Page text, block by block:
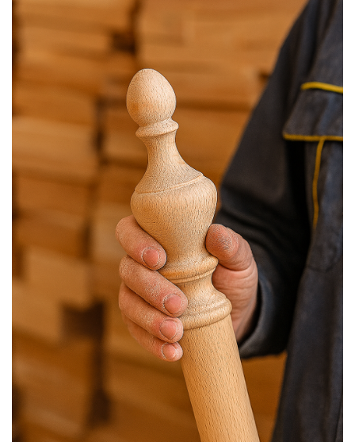
تخصصی
نصب
نرده
های
چوبی
منبت